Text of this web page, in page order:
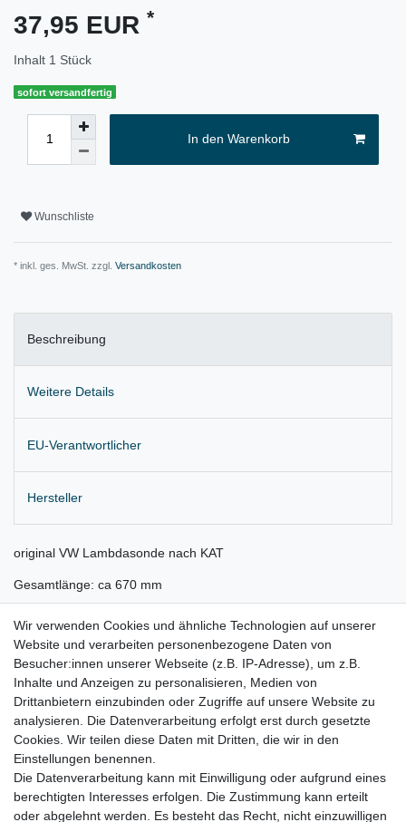
37,95 EUR *
Inhalt 1 Stück
sofort versandfertig
In den Warenkorb
Wunschliste
* inkl. ges. MwSt. zzgl. Versandkosten
Beschreibung
Weitere Details
EU-Verantwortlicher
Hersteller
original VW Lambdasonde nach KAT
Gesamtlänge: ca 670 mm
aus Neuwagen demontiert
Lieferung wie abgebildet
VW Up ! Bj. 2016 - 2018
Lieferzeit etwa 1 bis 3 Werktage
Wir verwenden Cookies und ähnliche Technologien auf unserer
Website und verarbeiten personenbezogene Daten von
Besucher:innen unserer Webseite (z.B. IP-Adresse), um z.B.
Inhalte und Anzeigen zu personalisieren, Medien von
Drittanbietern einzubinden oder Zugriffe auf unsere Website zu
analysieren. Die Datenverarbeitung erfolgt erst durch gesetzte
Cookies. Wir teilen diese Daten mit Dritten, die wir in den
Einstellungen benennen.
Die Datenverarbeitung kann mit Einwilligung oder aufgrund eines
berechtigten Interesses erfolgen. Die Zustimmung kann erteilt
oder abgelehnt werden. Es besteht das Recht, nicht einzuwilligen